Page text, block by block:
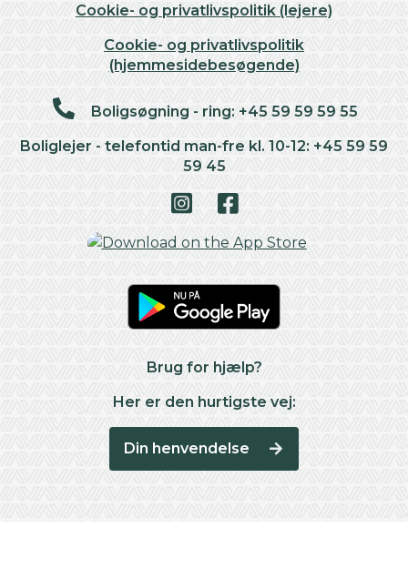
Cookie- og privatlivspolitik (lejere)
Cookie- og privatlivspolitik
(hjemmesidebesøgende)
Boligsøgning - ring: +45 59 59 59 55
Boliglejer - telefontid man-fre kl. 10-12: +45 59 59
59 45
Brug for hjælp?
Her er den hurtigste vej:
Din henvendelse